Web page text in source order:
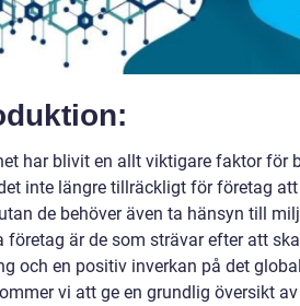
har blivit en allt viktigare faktor för
inte längre tillräckligt för företag
de behöver även ta hänsyn till
företag är de som strävar efter att
och en positiv inverkan på det
vi att ge en grundlig översikt